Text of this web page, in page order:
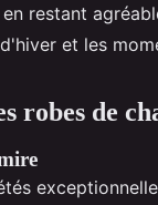
restant
et les
robes de